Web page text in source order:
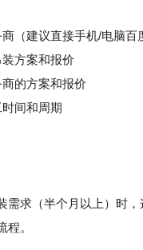
商（建议直接手机/电脑百
装方案和报价
商的方案和报价
间和周期
需求（半个月以上）时
程。